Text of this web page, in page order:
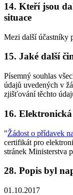
14. Kteří jsou
situace
Mezi další účastníky
15. Jaké další
Písemný souhlas
údajů uvedených v
zjišťování těchto
16.
"Žádost o přídavek
certifikát pro
stránek Ministerstva
28. Popis byl
01.10.2017